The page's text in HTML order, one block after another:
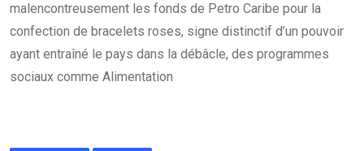
malencontreusement les fonds de Petro Caribe pour la
confection de bracelets roses, signe distinctif d’un pouvoir
ayant entraîné le pays dans la débâcle, des programmes
sociaux comme Alimentation